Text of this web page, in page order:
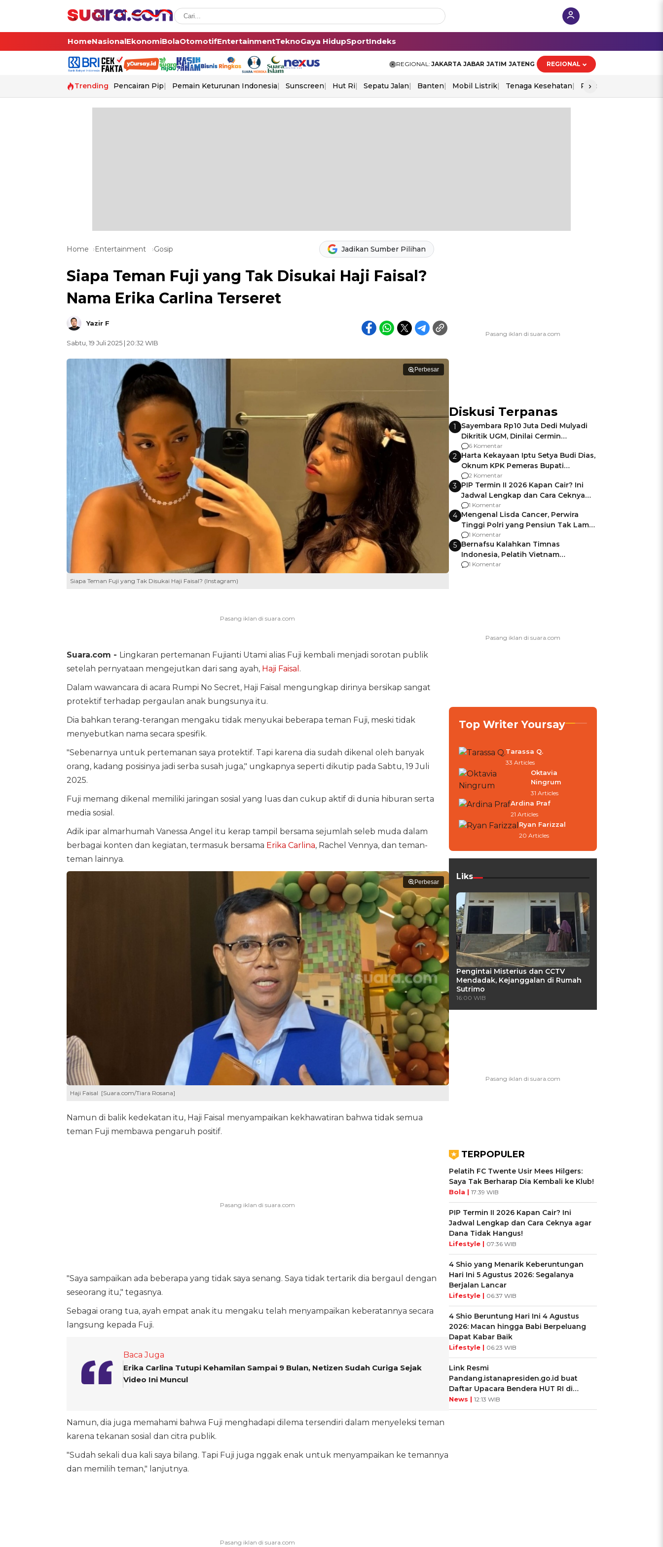
HomeNasionalEkonomiBolaOtomotifEntertainmentTeknoGaya HidupSportIndeks
REGIONAL: JAKARTA JABAR JATIM JATENG REGIONAL
Trending Pencairan Pip Pemain Keturunan Indonesia Sunscreen Hut Ri Sepatu Jalan Banten Mobil Listrik Tenaga Kesehatan Piala Aff 2026
›
Home Entertainment Gosip Jadikan Sumber Pilihan
Siapa Teman Fuji yang Tak Disukai Haji Faisal?
Nama Erika Carlina Terseret
Yazir F
Sabtu, 19 Juli 2025 | 20:32 WIB
Perbesar
Siapa Teman Fuji yang Tak Disukai Haji Faisal? (Instagram)
Suara.com - Lingkaran pertemanan Fujianti Utami alias Fuji kembali menjadi sorotan publik
setelah pernyataan mengejutkan dari sang ayah, Haji Faisal .
Dalam wawancara di acara Rumpi No Secret, Haji Faisal mengungkap dirinya bersikap sangat
protektif terhadap pergaulan anak bungsunya itu.
Dia bahkan terang-terangan mengaku tidak menyukai beberapa teman Fuji, meski tidak
menyebutkan nama secara spesifik.
"Sebenarnya untuk pertemanan saya protektif. Tapi karena dia sudah dikenal oleh banyak
orang, kadang posisinya jadi serba susah juga," ungkapnya seperti dikutip pada Sabtu, 19 Juli
2025.
Fuji memang dikenal memiliki jaringan sosial yang luas dan cukup aktif di dunia hiburan serta
media sosial.
Adik ipar almarhumah Vanessa Angel itu kerap tampil bersama sejumlah seleb muda dalam
berbagai konten dan kegiatan, termasuk bersama Erika Carlina, Rachel Vennya, dan teman-
teman lainnya.
Perbesar
Haji Faisal [Suara.com/Tiara Rosana]
Namun di balik kedekatan itu, Haji Faisal menyampaikan kekhawatiran bahwa tidak semua
teman Fuji membawa pengaruh positif.
"Saya sampaikan ada beberapa yang tidak saya senang. Saya tidak tertarik dia bergaul dengan
seseorang itu," tegasnya.
Sebagai orang tua, ayah empat anak itu mengaku telah menyampaikan keberatannya secara
langsung kepada Fuji.
Baca Juga
Erika Carlina Tutupi Kehamilan Sampai 9 Bulan, Netizen Sudah Curiga Sejak
Video Ini Muncul
Namun, dia juga memahami bahwa Fuji menghadapi dilema tersendiri dalam menyeleksi teman
karena tekanan sosial dan citra publik.
"Sudah sekali dua kali saya bilang. Tapi Fuji juga nggak enak untuk menyampaikan ke temannya
dan memilih teman," lanjutnya.
Diskusi Terpanas
1
Sayembara Rp10 Juta Dedi Mulyadi
Dikritik UGM, Dinilai Cermin
Gagalnya Negara Jamin Keamanan
6 Komentar
2 Harta Kekayaan Iptu Setya Budi Dias,
Oknum KPK Pemeras Bupati
Pemalang
2 Komentar
3 PIP Termin II 2026 Kapan Cair? Ini
Jadwal Lengkap dan Cara Ceknya
agar Dana Tidak Hangus!
1 Komentar
4 Mengenal Lisda Cancer, Perwira
Tinggi Polri yang Pensiun Tak Lama
Usai Jadi Brigjen
1 Komentar
5 Bernafsu Kalahkan Timnas
Indonesia, Pelatih Vietnam
Berencana Pakai Jimat di Pakansari
1 Komentar
Top Writer Yoursay
Tarassa Q.
33 Articles
Oktavia
Ningrum
31 Articles
Ardina Praf
21 Articles
Ryan Farizzal
20 Articles
Liks
Pengintai Misterius dan CCTV
Mendadak, Kejanggalan di Rumah
Sutrimo
16:00 WIB
TERPOPULER
Pelatih FC Twente Usir Mees Hilgers:
Saya Tak Berharap Dia Kembali ke Klub!
Bola | 17:39 WIB
PIP Termin II 2026 Kapan Cair? Ini
Jadwal Lengkap dan Cara Ceknya agar
Dana Tidak Hangus!
Lifestyle | 07:36 WIB
4 Shio yang Menarik Keberuntungan
Hari Ini 5 Agustus 2026: Segalanya
Berjalan Lancar
Lifestyle | 06:37 WIB
4 Shio Beruntung Hari Ini 4 Agustus
2026: Macan hingga Babi Berpeluang
Dapat Kabar Baik
Lifestyle | 06:23 WIB
Link Resmi
Pandang.istanapresiden.go.id buat
Daftar Upacara Bendera HUT RI di
Istana Negara
News | 12:13 WIB